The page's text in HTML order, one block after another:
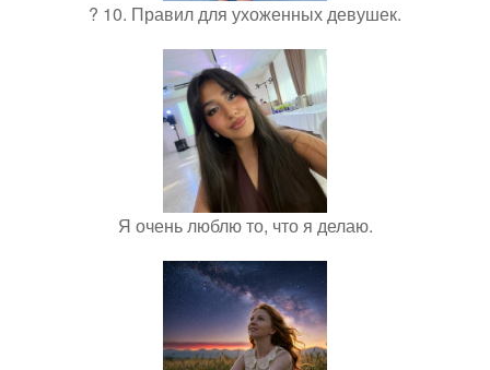
? 10. Правил для ухоженных девушек.
Я очень люблю то, что я делаю.